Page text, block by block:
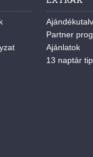
Partner
Ajánlatok
13 naptár